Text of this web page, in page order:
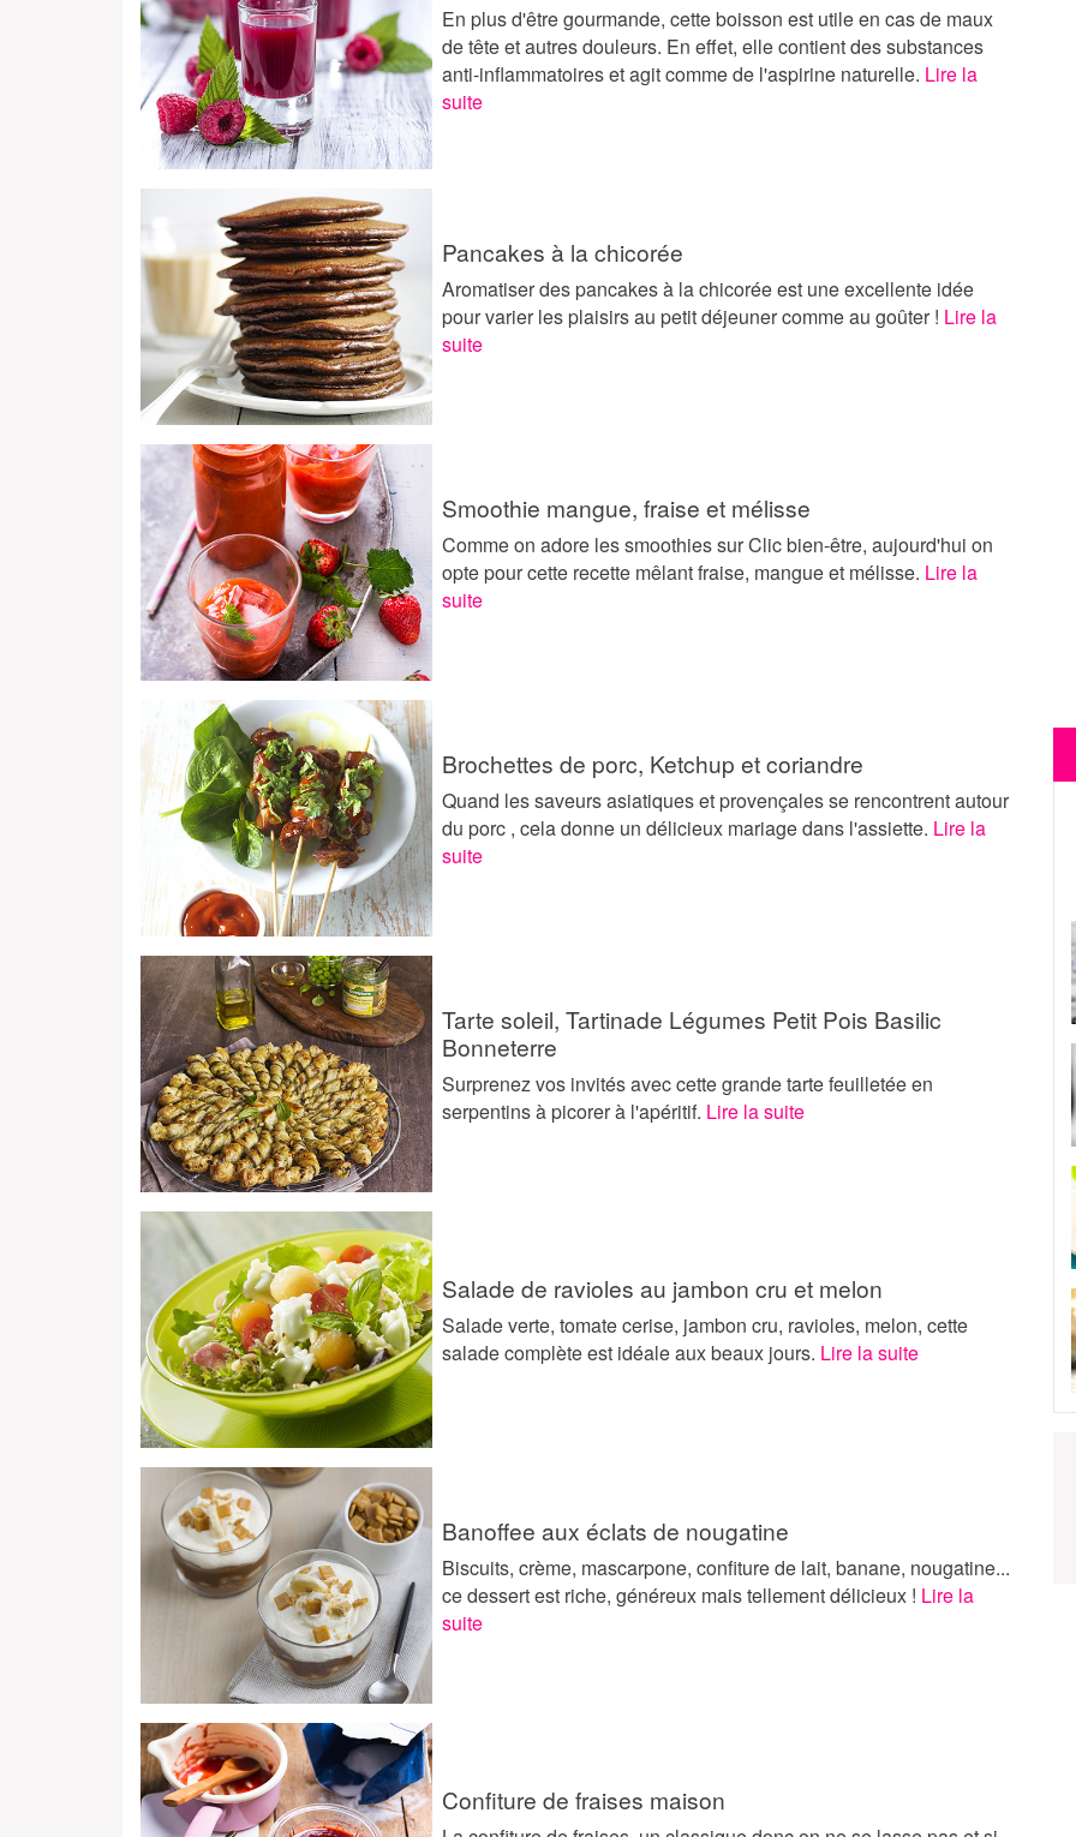
En plus d'être gourmande, cette boisson est utile en cas de maux
de tête et autres douleurs. En effet, elle contient des substances
anti-inflammatoires et agit comme de l'aspirine naturelle. Lire la
suite
Pancakes à la chicorée
Aromatiser des pancakes à la chicorée est une excellente idée
pour varier les plaisirs au petit déjeuner comme au goûter ! Lire la
suite
Smoothie mangue, fraise et mélisse
Comme on adore les smoothies sur Clic bien-être, aujourd'hui on
opte pour cette recette mêlant fraise, mangue et mélisse. Lire la
suite
Brochettes de porc, Ketchup et coriandre
Quand les saveurs asiatiques et provençales se rencontrent autour
du porc , cela donne un délicieux mariage dans l'assiette. Lire la
suite
Tarte soleil, Tartinade Légumes Petit Pois Basilic
Bonneterre
Surprenez vos invités avec cette grande tarte feuilletée en
serpentins à picorer à l'apéritif. Lire la suite
Salade de ravioles au jambon cru et melon
Salade verte, tomate cerise, jambon cru, ravioles, melon, cette
salade complète est idéale aux beaux jours. Lire la suite
Banoffee aux éclats de nougatine
Biscuits, crème, mascarpone, confiture de lait, banane, nougatine...
ce dessert est riche, généreux mais tellement délicieux ! Lire la
suite
Confiture de fraises maison